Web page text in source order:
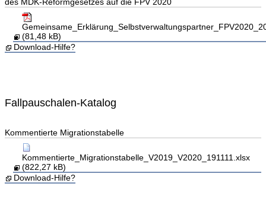
(81,48 kB)
Download-Hilfe?
Fallpauschalen-Katalog
Kommentierte Migrationstabelle
Kommentierte_Migrationstabelle_V2019_V2020_191111.xlsx
(822,27 kB)
Download-Hilfe?